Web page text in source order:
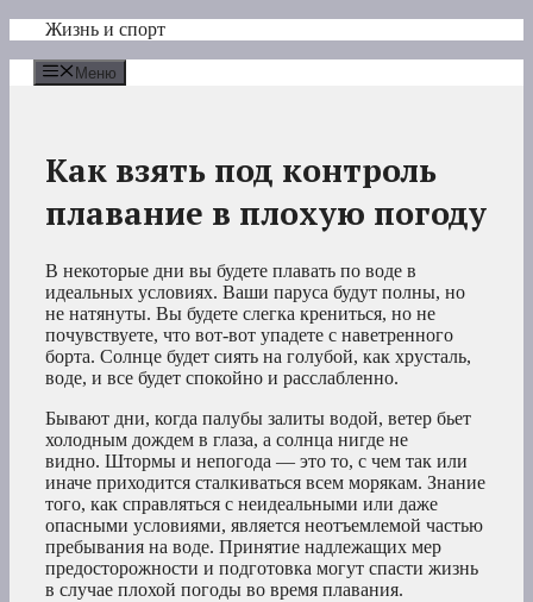
Перейти
содержимому
Жизнь и спорт
Меню
Как взять под контроль
плавание в плохую погоду
В некоторые дни вы будете плавать по воде в
идеальных условиях. Ваши паруса будут полны, но
не натянуты. Вы будете слегка крениться, но не
почувствуете, что вот-вот упадете с наветренного
борта. Солнце будет сиять на голубой, как хрусталь,
воде, и все будет спокойно и расслабленно.
Бывают дни, когда палубы залиты водой, ветер бьет
холодным дождем в глаза, а солнца нигде не
видно. Штормы и непогода — это то, с чем так или
иначе приходится сталкиваться всем морякам. Знание
того, как справляться с неидеальными или даже
опасными условиями, является неотъемлемой частью
пребывания на воде. Принятие надлежащих мер
предосторожности и подготовка могут спасти жизнь
в случае плохой погоды во время плавания.